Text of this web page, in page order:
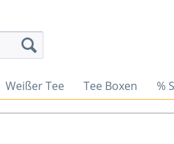
Weißer Tee Tee Boxen %